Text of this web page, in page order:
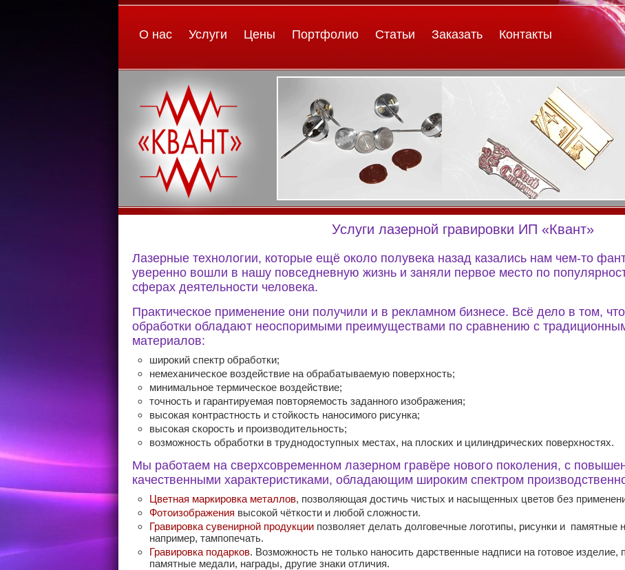
О нас Услуги Цены Портфолио Статьи Заказать Контакты
Услуги лазерной гравировки ИП «Квант»
Лазерные технологии, которые ещё около полувека назад казались нам чем-то
уверенно вошли в нашу повседневную жизнь и заняли первое место по
сферах деятельности человека.
Практическое применение они получили и в рекламном бизнесе. Всё дело в том,
обработки обладают неоспоримыми преимуществами по сравнению с
материалов:
широкий спектр обработки;
немеханическое воздействие на обрабатываемую поверхность;
минимальное термическое воздействие;
точность и гарантируемая повторяемость заданного изображения;
высокая контрастность и стойкость наносимого рисунка;
высокая скорость и производительность;
возможность обработки в труднодоступных местах, на плоских и цилиндрических поверхностях.
Мы работаем на сверхсовременном лазерном гравёре нового поколения, с
качественными характеристиками, обладающим широким спектром
Цветная маркировка металлов, позволяющая достичь чистых и насыщенных цветов без
Фотоизображения высокой чёткости и любой сложности.
Гравировка сувенирной продукции позволяет делать долговечные логотипы, рисунки и памятные
например, тампопечать.
Гравировка подарков. Возможность не только наносить дарственные надписи на готовое изделие,
памятные медали, награды, другие знаки отличия.